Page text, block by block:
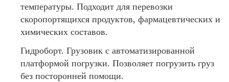
температуры. Подходит для перевозки
скоропортящихся продуктов, фармацевтических и
химических составов.
Гидроборт. Грузовик с автоматизированной
платформой погрузки. Позволяет погрузить груз
без посторонней помощи.